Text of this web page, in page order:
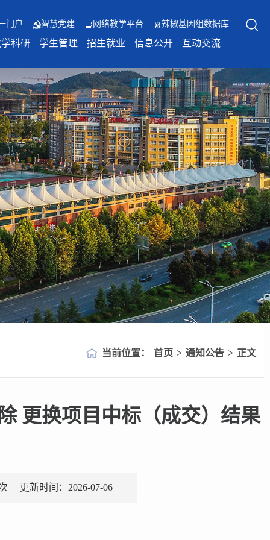
门户 智慧党建 网络教学平台 辣椒基因组数据库
科研 学生管理 招生就业 信息公开 互动交流
当前位置： 首页 > 通知公告 > 正文
更换项目中标（成交）结果
更新时间：2026-07-06